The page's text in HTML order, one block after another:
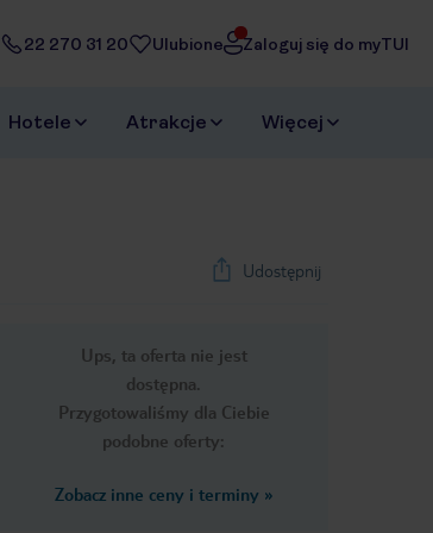
22 270 31 20 Ulubione Zaloguj się do myTUI
Hotele Atrakcje Więcej
Udostępnij
Ups, ta oferta nie jest
dostępna.
Przygotowaliśmy dla Ciebie
podobne oferty:
Zobacz inne ceny i terminy »
Wyjątkowy